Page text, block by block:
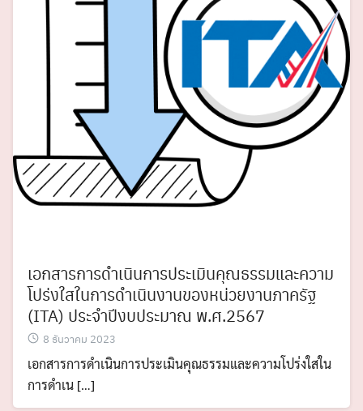
เอกสารการดำเนินการประเมินคุณธรรมและความ
โปร่งใสในการดำเนินงานของหน่วยงานภาครัฐ
(ITA) ประจำปีงบประมาณ พ.ศ.2567
8 ธันวาคม 2023
เอกสารการดำเนินการประเมินคุณธรรมและความโปร่งใสใน
การดำเน […]